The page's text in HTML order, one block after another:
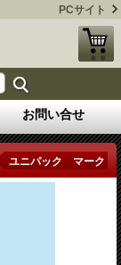
PCサイト
お問い合せ
ユニパック マーク